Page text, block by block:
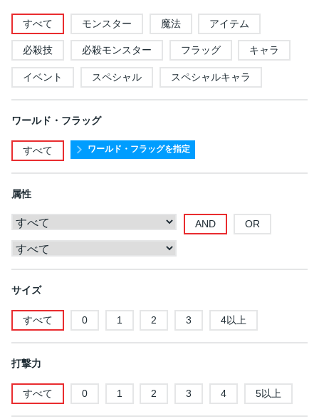
すべて モンスター 魔法 アイテム
必殺技 必殺モンスター フラッグ キャラ
イベント スペシャル スペシャルキャラ
ワールド・フラッグ
すべて ワールド・フラッグを指定
属性
AND OR
サイズ
すべて 0 1 2 3 4以上
打撃力
すべて 0 1 2 3 4 5以上